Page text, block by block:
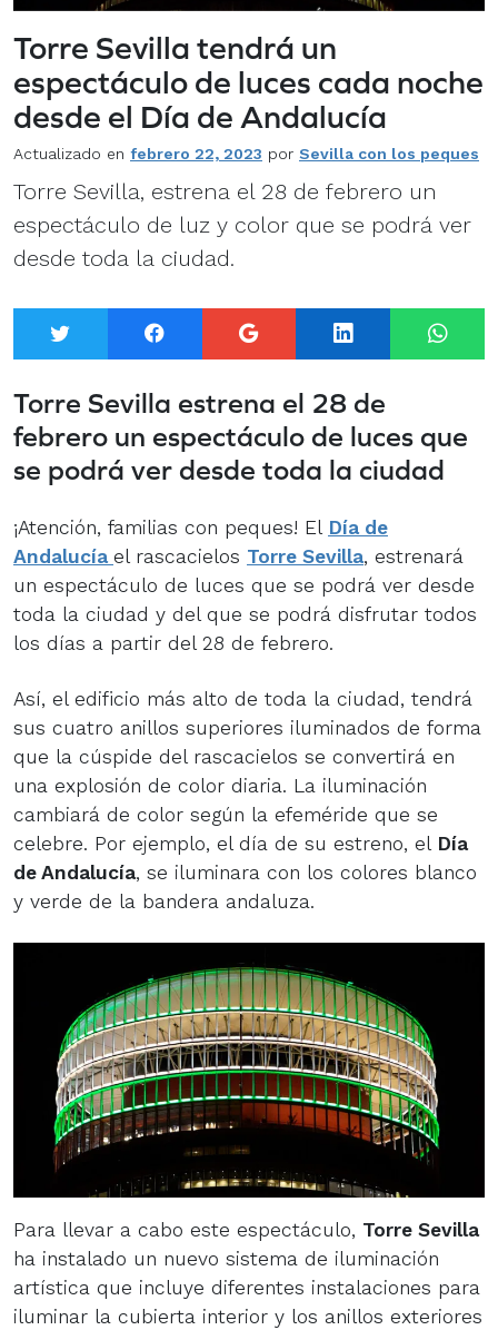
Torre Sevilla tendrá un
espectáculo de luces cada noche
desde el Día de Andalucía
Actualizado en febrero 22, 2023 por Sevilla con los peques
Torre Sevilla, estrena el 28 de febrero un
espectáculo de luz y color que se podrá ver
desde toda la ciudad.
Twitter Facebook Google+
Torre Sevilla estrena el 28 de
febrero un espectáculo de luces que
se podrá ver desde toda la ciudad
¡Atención, familias con peques! El Día de
Andalucía el rascacielos Torre Sevilla, estrenará
un espectáculo de luces que se podrá ver desde
toda la ciudad y del que se podrá disfrutar todos
los días a partir del 28 de febrero.
Así, el edificio más alto de toda la ciudad, tendrá
sus cuatro anillos superiores iluminados de forma
que la cúspide del rascacielos se convertirá en
una explosión de color diaria. La iluminación
cambiará de color según la efeméride que se
celebre. Por ejemplo, el día de su estreno, el Día
de Andalucía, se iluminara con los colores blanco
y verde de la bandera andaluza.
Para llevar a cabo este espectáculo, Torre Sevilla
ha instalado un nuevo sistema de iluminación
artística que incluye diferentes instalaciones para
iluminar la cubierta interior y los anillos exteriores